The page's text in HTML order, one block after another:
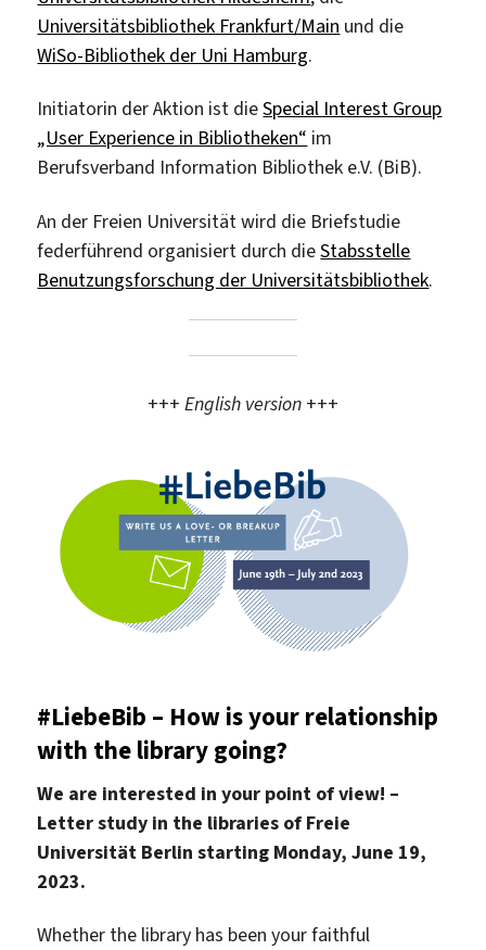
Universitätsbibliothek Frankfurt/Main und die
WiSo-Bibliothek der Uni Hamburg.
Initiatorin der Aktion ist dieSpecial Interest Group
„User Experience in Bibliotheken“ im
Berufsverband Information Bibliothek e.V. (BiB).
An der Freien Universität wird die Briefstudie
federführend organisiert durch dieStabsstelle
Benutzungsforschung der Universitätsbibliothek.
+++ English version +++
#LiebeBib – How is your relationship
with the library going?
We are interested in your point of view! –
Letter study in the libraries of Freie
Universität Berlin starting Monday, June 19,
2023.
Whether the library has been your faithful